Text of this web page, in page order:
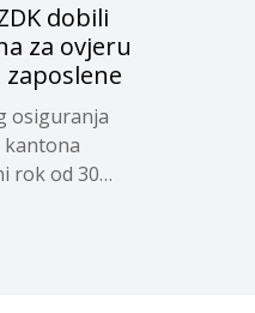
dobili
za ovjeru
zaposlene
osiguranja
rok od 30